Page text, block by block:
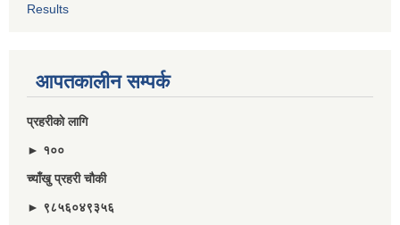
Results
आपतकालीन सम्पर्क
प्रहरीकाे लागि
► १००
च्याँखु प्रहरी चाैकी
► ९८५६०४९३५६